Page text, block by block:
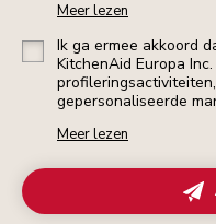
Meer lezen
Ik ga ermee akkoord
KitchenAid Europa
gepersonaliseerde
Meer lezen